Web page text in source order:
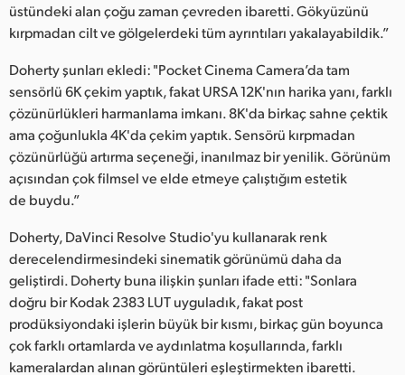
üstündeki alan çoğu zaman çevreden ibaretti. Gökyüzünü
kırpmadan cilt ve gölgelerdeki tüm ayrıntıları yakalayabildik.”
Doherty şunları ekledi: "Pocket Cinema Camera’da tam
sensörlü 6K çekim yaptık, fakat URSA 12K'nın harika yanı, farklı
çözünürlükleri harmanlama imkanı. 8K'da birkaç sahne çektik
ama çoğunlukla 4K'da çekim yaptık. Sensörü kırpmadan
çözünürlüğü artırma seçeneği, inanılmaz bir yenilik. Görünüm
açısından çok filmsel ve elde etmeye çalıştığım estetik
de buydu.”
Doherty, DaVinci Resolve Studio'yu kullanarak renk
derecelendirmesindeki sinematik görünümü daha da
geliştirdi. Doherty buna ilişkin şunları ifade etti: "Sonlara
doğru bir Kodak 2383 LUT uyguladık, fakat post
prodüksiyondaki işlerin büyük bir kısmı, birkaç gün boyunca
çok farklı ortamlarda ve aydınlatma koşullarında, farklı
kameralardan alınan görüntüleri eşleştirmekten ibaretti.